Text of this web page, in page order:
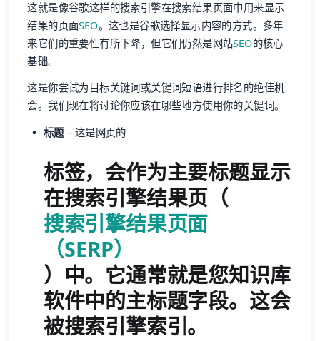
这就是像谷歌这样的搜索引擎在搜索结果页面中用来显示
结果的页面SEO。这也是谷歌选择显示内容的方式。多年
来它们的重要性有所下降，但它们仍然是网站SEO的核心
基础。
这是你尝试为目标关键词或关键词短语进行排名的绝佳机
会。我们现在将讨论你应该在哪些地方使用你的关键词。
标题– 这是网页的
标签，会作为主要标题显示
在搜索引擎结果页（
搜索引擎结果页面
（SERP）
）中。它通常就是您知识库
软件中的主标题字段。这会
被搜索引擎索引。